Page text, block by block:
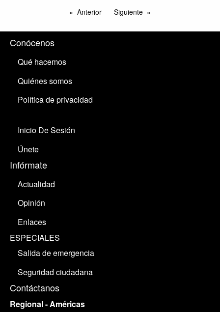
Anterior Siguiente
Conócenos
Qué hacemos
Quiénes somos
Política de privacidad
Inicio De Sesión
Únete
Infórmate
Actualidad
Opinión
Enlaces
ESPECIALES
Salida de emergencia
Seguridad ciudadana
Contáctanos
Regional - Américas